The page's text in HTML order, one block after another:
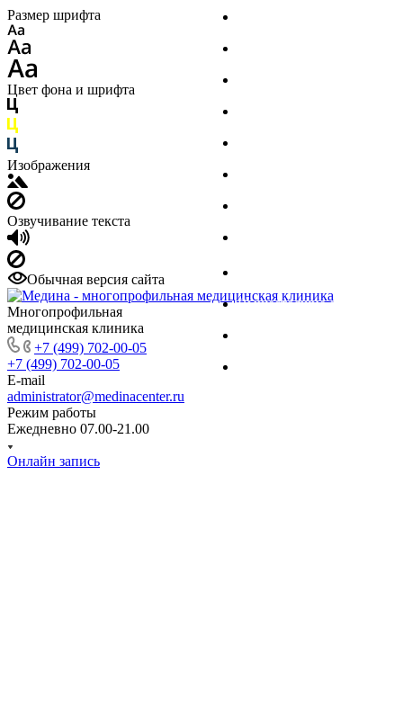
Размер шрифта
Цвет фона и шрифта
Изображения
Озвучивание текста
Обычная версия сайта
Многопрофильная
медицинская клиника
+7 (499) 702-00-05
+7 (499) 702-00-05
E-mail
administrator@medinacenter.ru
Режим работы
Ежедневно 07.00-21.00
Онлайн запись
Вышестоящие